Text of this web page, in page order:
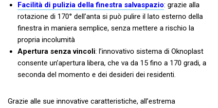
Facilità di pulizia della finestra salvaspazio: grazie alla
rotazione di 170° dell’anta si può pulire il lato esterno della
finestra in maniera semplice, senza mettere a rischio la
propria incolumità
Apertura senza vincoli: l’innovativo sistema di Oknoplast
consente un’apertura libera, che va da 15 fino a 170 gradi, a
seconda del momento e dei desideri dei residenti.
Grazie alle sue innovative caratteristiche, all’estrema